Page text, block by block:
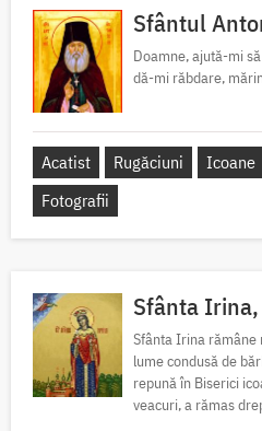
Sfântul
Doamne, ajută-mi
dă-mi răbdare,
Acatist Rugăciuni Icoane
Fotografii
Sfânta
Sfânta Irina
lume condusă de
repună în Biserici
veacuri, a rămas